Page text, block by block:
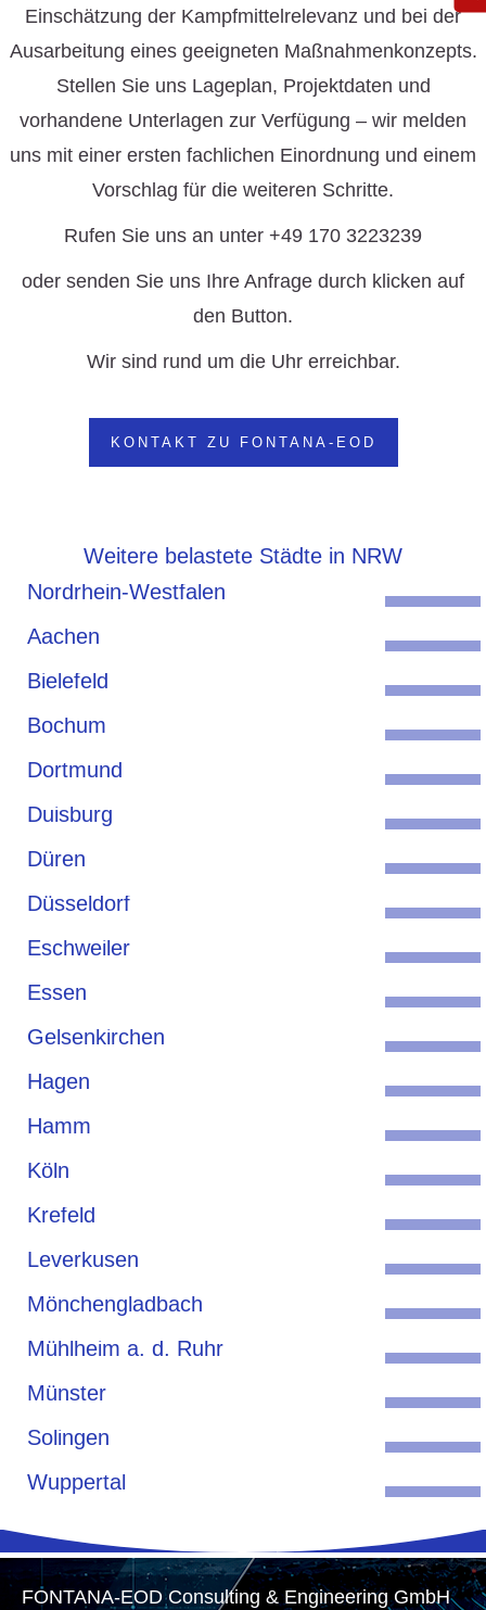
Einschätzung der Kampfmittelrelevanz und bei der
Ausarbeitung eines geeigneten Maßnahmenkonzepts.
Stellen Sie uns Lageplan, Projektdaten und
vorhandene Unterlagen zur Verfügung – wir melden
uns mit einer ersten fachlichen Einordnung und einem
Vorschlag für die weiteren Schritte.
Rufen Sie uns an unter +49 170 3223239
oder senden Sie uns Ihre Anfrage durch klicken auf
den Button.
Wir sind rund um die Uhr erreichbar.
KONTAKT ZU FONTANA-EOD
Weitere belastete Städte in NRW
Nordrhein-Westfalen
Aachen
Bielefeld
Bochum
Dortmund
Duisburg
Düren
Düsseldorf
Eschweiler
Essen
Gelsenkirchen
Hagen
Hamm
Köln
Krefeld
Leverkusen
Mönchengladbach
Mühlheim a. d. Ruhr
Münster
Solingen
Wuppertal
FONTANA-EOD Consulting & Engineering GmbH